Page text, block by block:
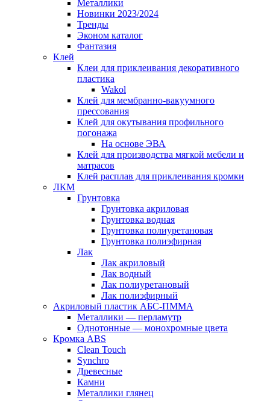
Металлики
Новинки 2023/2024
Тренды
Эконом каталог
Фантазия
Клей
Клеи для приклеивания декоративного
пластика
Wakol
Клей для мембранно-вакуумного
прессования
Клей для окутывания профильного
погонажа
На основе ЭВА
Клей для производства мягкой мебели и
матрасов
Клей расплав для приклеивания кромки
ЛКМ
Грунтовка
Грунтовка акриловая
Грунтовка водная
Грунтовка полиуретановая
Грунтовка полиэфирная
Лак
Лак акриловый
Лак водный
Лак полиуретановый
Лак полиэфирный
Акриловый пластик АБС-ПММА
Металлики — перламутр
Однотонные — монохромные цвета
Кромка ABS
Clean Touch
Synchro
Древесные
Камни
Металлики глянец